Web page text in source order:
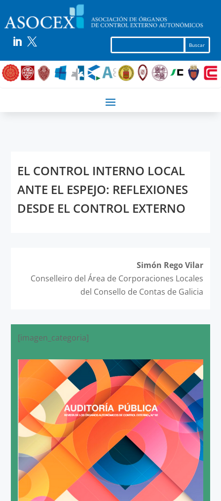
 
EL CONTROL INTERNO LOCAL
ANTE EL ESPEJO: REFLEXIONES
DESDE EL CONTROL EXTERNO
Simón Rego Vilar
Conselleiro del Área de Corporaciones Locales
del Consello de Contas de Galicia
[imagen_categoria]